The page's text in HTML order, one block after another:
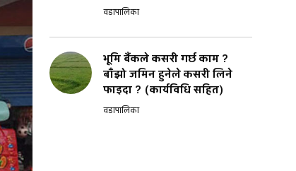
वडापालिका
भूमि बैंकले कसरी गर्छ काम ?
बाँझो जमिन हुनेले कसरी लिने
फाइदा ? (कार्यविधि सहित)
वडापालिका